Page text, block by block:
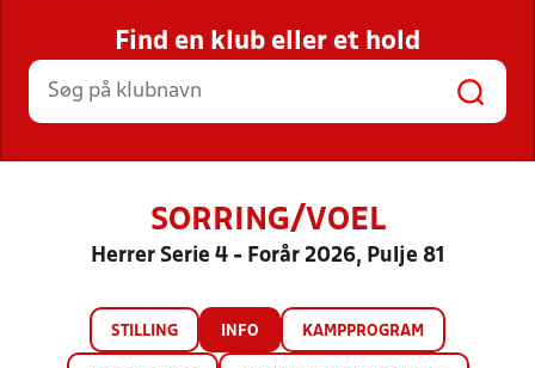
STILLINGER, RESULTATER, KLUBBER OG
HOLD
Find en klub eller et hold
SORRING/VOEL
Herrer Serie 4 - Forår 2026, Pulje 81
STILLING INFO KAMPPROGRAM